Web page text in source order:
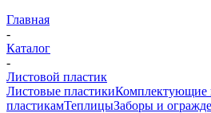
Главная
-
Каталог
-
Листовой пластик
Листовые пластикиКомплектующие
пластикамТеплицыЗаборы и